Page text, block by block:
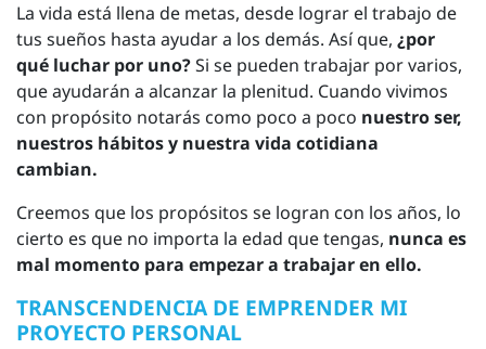
La vida está llena de metas, desde lograr el trabajo de
tus sueños hasta ayudar a los demás. Así que, ¿por
qué luchar por uno?Si se pueden trabajar por varios,
que ayudarán a alcanzar la plenitud. Cuando vivimos
con propósito notarás como poco a poco nuestro ser,
nuestros hábitos y nuestra vida cotidiana
cambian.
Creemos que los propósitos se logran con los años, lo
cierto es que no importa la edad que tengas, nunca es
mal momento para empezar a trabajar en ello.
TRANSCENDENCIA DE EMPRENDER MI
PROYECTO PERSONAL